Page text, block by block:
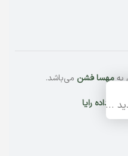
بهمهسا فشن می‌باشد.
داده رایا...